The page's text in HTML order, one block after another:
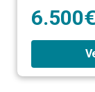
6.500€